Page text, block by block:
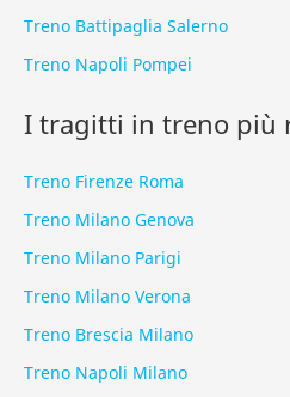
Treno Battipaglia Salerno
Treno Napoli Pompei
I tragitti in treno più
Treno Firenze Roma
Treno Milano Genova
Treno Milano Parigi
Treno Milano Verona
Treno Brescia Milano
Treno Napoli Milano